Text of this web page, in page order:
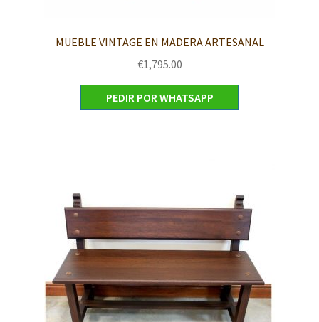
MUEBLE VINTAGE EN MADERA ARTESANAL
€1,795.00
PEDIR POR WHATSAPP